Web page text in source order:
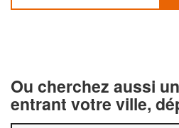
Ou cherchez aussi
entrant votre ville,